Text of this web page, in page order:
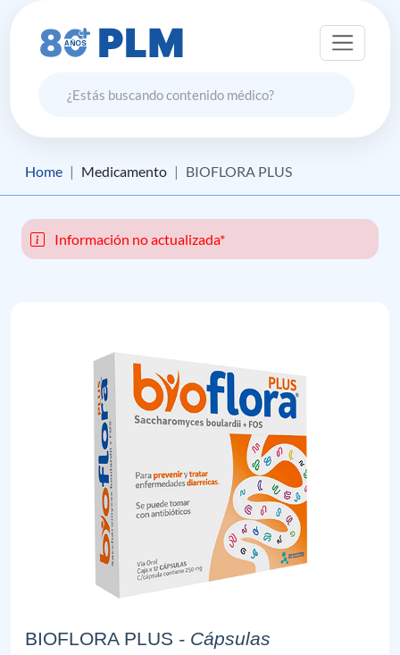
Home Medicamento BIOFLORA PLUS
Información no actualizada*
BIOFLORA PLUS - Cápsulas